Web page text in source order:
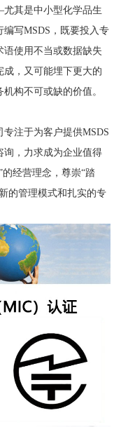
其是中小型化学品生
写MSDS，既要投入专
语使用不当或数据缺失
，又可能埋下更大的
构不可或缺的价值。
注于为客户提供MSDS
询，力求成为企业值得
经营理念，尊崇“踏
的管理模式和扎实的专